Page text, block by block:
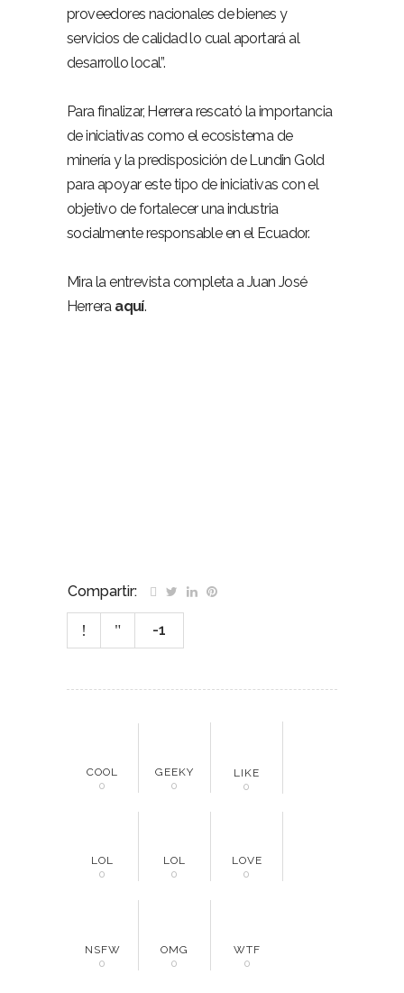
proveedores nacionales de bienes y
servicios de calidad lo cual aportará al
desarrollo local”.
Para finalizar, Herrera rescató la importancia
de iniciativas como el ecosistema de
minería y la predisposición de Lundin Gold
para apoyar este tipo de iniciativas con el
objetivo de fortalecer una industria
socialmente responsable en el Ecuador.
Mira la entrevista completa a Juan José
Herrera aquí.
Compartir:
-1
COOL
0
GEEKY
0
LIKE
0
LOL
0
LOL
0
LOVE
0
NSFW
0
OMG
0
WTF
0